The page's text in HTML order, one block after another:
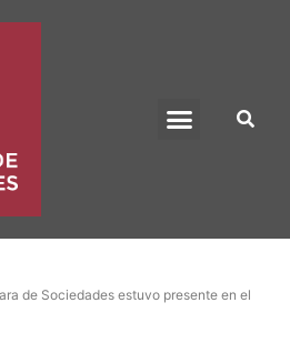
de Sociedades estuvo presente en el